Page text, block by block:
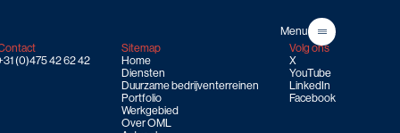
Menu
Close
(0)475 42 62 42
Sitemap
Home
Diensten
Duurzame bedrijventerreinen
Portfolio
Werkgebied
Over OML
Volg ons
X
YouTube
LinkedIn
Facebook